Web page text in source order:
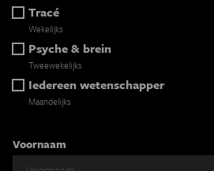
Tracé
Wekelijks
Psyche & brein
Tweewekelijks
Iedereen wetenschapper
Maandelijks
Voornaam